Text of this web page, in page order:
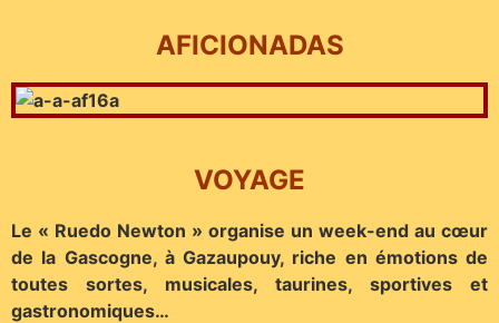
AFICIONADAS
VOYAGE
Le « Ruedo Newton » organise un week-end au cœur
de la Gascogne, à Gazaupouy, riche en émotions de
toutes sortes, musicales, taurines, sportives et
gastronomiques…